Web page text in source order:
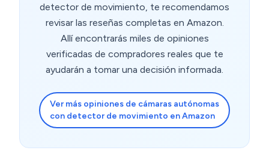
detector de movimiento, te recomendamos
revisar las reseñas completas en Amazon.
Allí encontrarás miles de opiniones
verificadas de compradores reales que te
ayudarán a tomar una decisión informada.
Ver más opiniones de cámaras autónomas
con detector de movimiento en Amazon